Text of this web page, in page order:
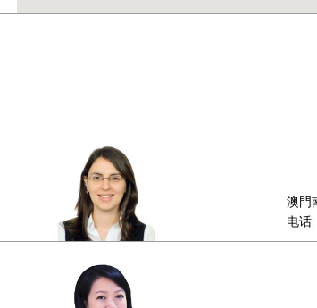
澳門
电话: